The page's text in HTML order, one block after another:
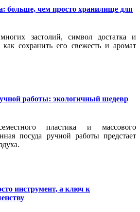
больше, чем просто хранилище для
застолий, символ достатка и
сохранить его свежесть и аромат
работы: экологичный шедевр
пластика и массового
посуда ручной работы предстает
инструмент, а ключ к